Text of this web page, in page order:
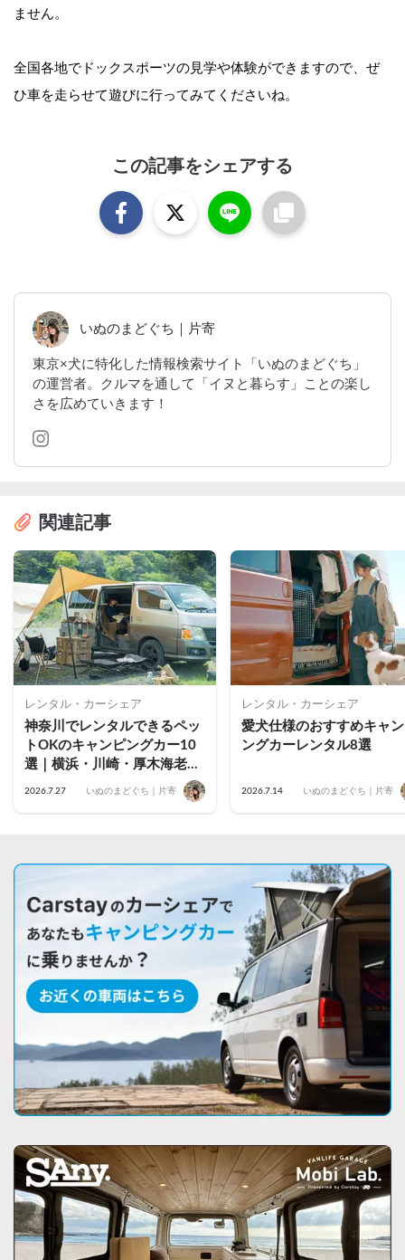
ません。
全国各地でドックスポーツの見学や体験ができますので、ぜ
ひ車を走らせて遊びに行ってみてくださいね。
この記事をシェアする
いぬのまどぐち｜片寄
東京×犬に特化した情報検索サイト「いぬのまどぐち」
の運営者。クルマを通して「イヌと暮らす」ことの楽し
さを広めていきます！
関連記事
レンタル・カーシェア
神奈川でレンタルできるペッ
トOKのキャンピングカー10
選｜横浜・川崎・厚木海老
名・藤沢茅ヶ崎・小田原・鎌
2026.7.27 いぬのまどぐち｜片寄
レンタル・カーシェア
愛犬仕様のおすすめキャ
ングカーレンタル8選
2026.7.14 いぬのまどぐち｜片寄